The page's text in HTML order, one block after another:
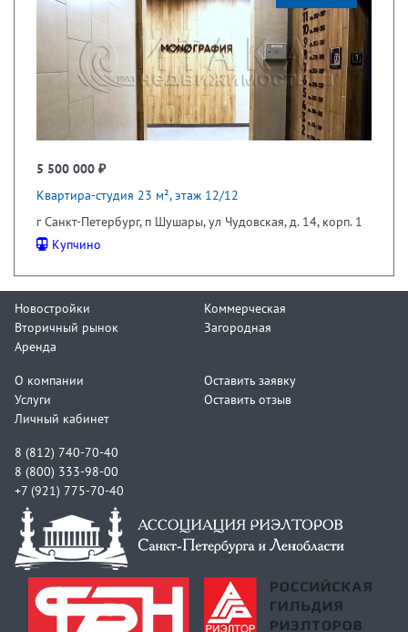
5 500 000 ₽
Квартира-студия 23 м², этаж 12/12
г Санкт-Петербург, п Шушары, ул Чудовская, д. 14, корп. 1
Купчино
Новостройки
Вторичный рынок
Аренда
Коммерческая
Загородная
О компании
Услуги
Личный кабинет
Оставить заявку
Оставить отзыв
8 (812) 740-70-40
8 (800) 333-98-00
+7 (921) 775-70-40